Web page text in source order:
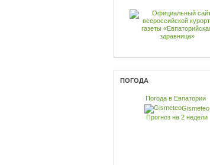
ПОГОДА
Погода в Евпатории
Gismeteo
Прогноз на 2 недели